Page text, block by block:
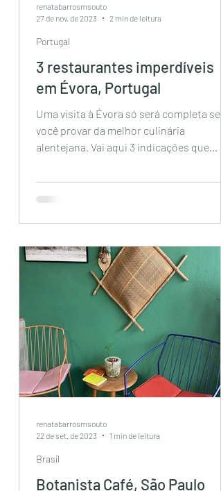
3 restaurantes imperdíveis
em Évora, Portugal
Uma visita à Évora só será completa se
você provar da melhor culinária
alentejana. Vai aqui 3 indicações que
Portugal
renatabarrosmsouto
27 de nov. de 2023
2 min de leitura
Botanista Café, São Paulo
Brasil
renatabarrosmsouto
22 de set. de 2023
1 min de leitura